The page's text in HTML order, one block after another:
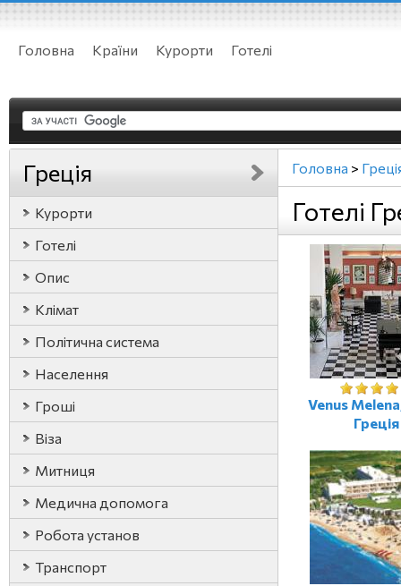
Головна Країни Курорти Готелі
Греція
Курорти
Готелі
Опис
Клімат
Політична система
Населення
Гроші
Віза
Митниця
Медична допомога
Робота установ
Транспорт
Головна >
Готелі
Venus
Греція